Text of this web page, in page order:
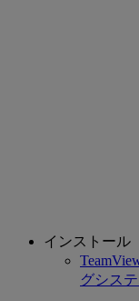
インストール
グシス